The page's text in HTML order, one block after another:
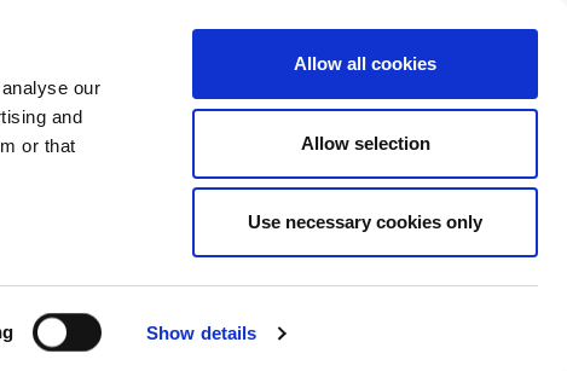
our
and
or that
Show details
Allow all cookies
Allow selection
Use necessary cookies only
Next
Tweets by CyprusFA
2026-08-11
2026-08-12
2026-08-13